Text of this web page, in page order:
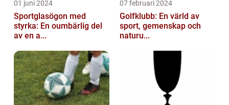
01 juni 2024
Sportglasögon med
styrka: En oumbärlig del
av en a...
07 februari 2024
Golfklubb: En värld av
sport, gemenskap och
naturu...